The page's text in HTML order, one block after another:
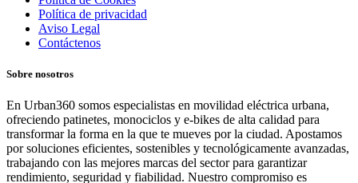
Política de privacidad
Aviso Legal
Contáctenos
Sobre nosotros
En Urban360 somos especialistas en movilidad eléctrica urbana,
ofreciendo patinetes, monociclos y e-bikes de alta calidad para
transformar la forma en la que te mueves por la ciudad. Apostamos
por soluciones eficientes, sostenibles y tecnológicamente avanzadas,
trabajando con las mejores marcas del sector para garantizar
rendimiento, seguridad y fiabilidad. Nuestro compromiso es